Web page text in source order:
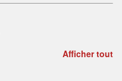
Afficher tout